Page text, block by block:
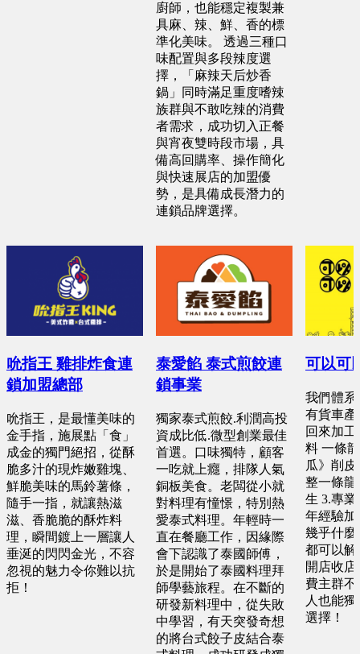
吮指王 雞排炸食連
鎖加盟總部
吮指王，是最懂美味的
金手指，施展點「食」
成金的獨門絕招，從酥
脆多汁的現炸嫩雞塊、
鮮脆美味的馬鈴薯條，
隨手一指，就讓熱滋
滋、香脆脆的酥炸料
理，瞬間鍍上一層讓人
垂涎的閃閃金光，不容
忽視的魅力令你難以抗
拒！
廚師，也能穩定複製兼
具麻、辣、鮮、香的標
準化美味。 透過三種口
味配置與多段辣度選
擇，「麻辣天后炒香
鍋」同時滿足重度嗜辣
族群與不敢吃辣的消費
者需求，成功切入正餐
與宵夜雙時段市場，具
備高回購率、操作簡化
與快速展店的加盟優
勢，是具備成長潛力的
連鎖品牌選擇。
泰愛餡 泰式煎餃連
鎖事業
獨家泰式煎餃.利潤高投
資成比低.微型創業最佳
首選。口味獨特，顧客
一吃就上癮，排隊人氣
銅板美食。老闆從小就
對料理有憧憬，特別熱
愛泰式料理。年輕時一
直在餐廳工作，因緣際
會下認識了泰國師傅，
於是開始了泰國料理拜
師學藝旅程。在不斷的
研發新料理中，從失敗
中學習，有天突發奇想
的將台式餃子皮結合泰
可以可
我們體系
有貨車產
回來加
料 一條
瓜》削
整一條龍
生 3.專
年經驗加
幾乎什麼
都可以解
開店收
費主群不
人也能
選擇！